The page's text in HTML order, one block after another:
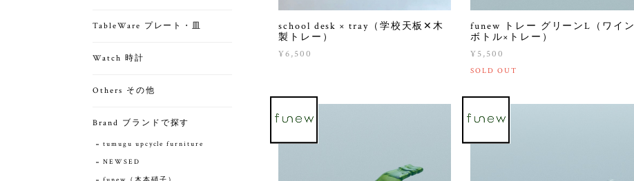
school desk × tray（学校天板✕木
製トレー）
¥6,500
funew トレー グリーンL（ワイン
ボトル×トレー）
¥5,500
SOLD OUT
TableWare プレート・皿
Watch 時計
Others その他
Brand ブランドで探す
tumugu upcycle furniture
NEWSED